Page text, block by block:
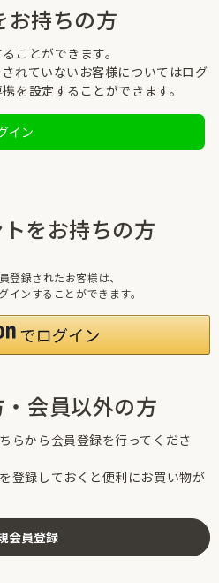
お持ちの方
ことができます。
れていないお客様についてはログ
を設定することができます。
イン
をお持ちの方
録されたお客様は、
ンすることができます。
会員以外の方
らから会員登録を行ってくださ
登録しておくと便利にお買い物が